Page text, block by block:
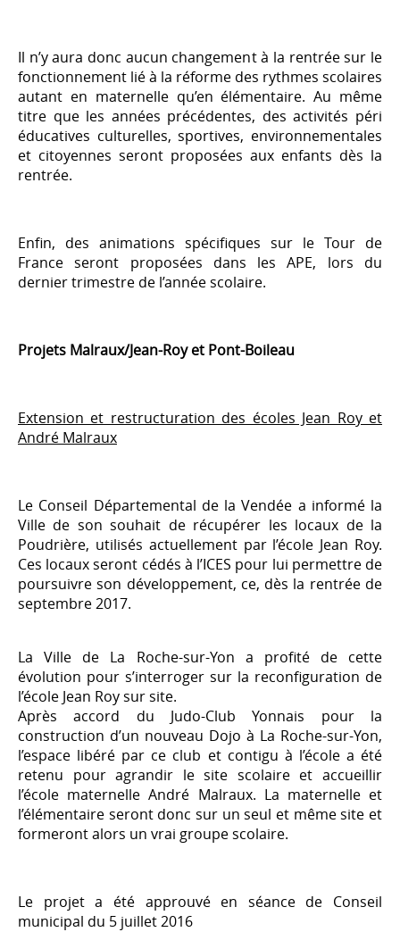
Il n’y aura donc aucun changement à la rentrée sur le
fonctionnement lié à la réforme des rythmes scolaires
autant en maternelle qu’en élémentaire. Au même
titre que les années précédentes, des activités péri
éducatives culturelles, sportives, environnementales
et citoyennes seront proposées aux enfants dès la
rentrée.
Enfin, des animations spécifiques sur le Tour de
France seront proposées dans les APE, lors du
dernier trimestre de l’année scolaire.
Projets Malraux/Jean-Roy et Pont-Boileau
Extension et restructuration des écoles Jean Roy et
André Malraux
Le Conseil Départemental de la Vendée a informé la
Ville de son souhait de récupérer les locaux de la
Poudrière, utilisés actuellement par l’école Jean Roy.
Ces locaux seront cédés à l’ICES pour lui permettre de
poursuivre son développement, ce, dès la rentrée de
septembre 2017.
La Ville de La Roche-sur-Yon a profité de cette
évolution pour s’interroger sur la reconfiguration de
l’école Jean Roy sur site.
Après accord du Judo-Club Yonnais pour la
construction d’un nouveau Dojo à La Roche-sur-Yon,
l’espace libéré par ce club et contigu à l’école a été
retenu pour agrandir le site scolaire et accueillir
l’école maternelle André Malraux. La maternelle et
l’élémentaire seront donc sur un seul et même site et
formeront alors un vrai groupe scolaire.
Le projet a été approuvé en séance de Conseil
municipal du 5 juillet 2016